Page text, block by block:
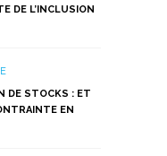
DE L’INCLUSION
DE STOCKS : ET
EN